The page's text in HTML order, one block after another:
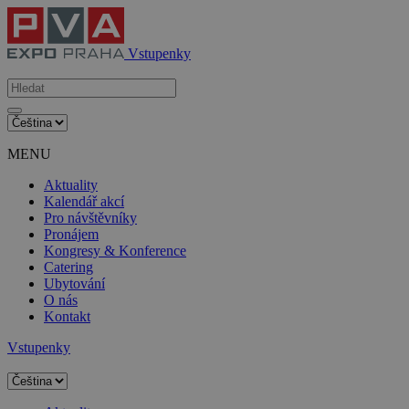
Vstupenky
MENU
Aktuality
Kalendář akcí
Pro návštěvníky
Pronájem
Kongresy & Konference
Catering
Ubytování
O nás
Kontakt
Vstupenky